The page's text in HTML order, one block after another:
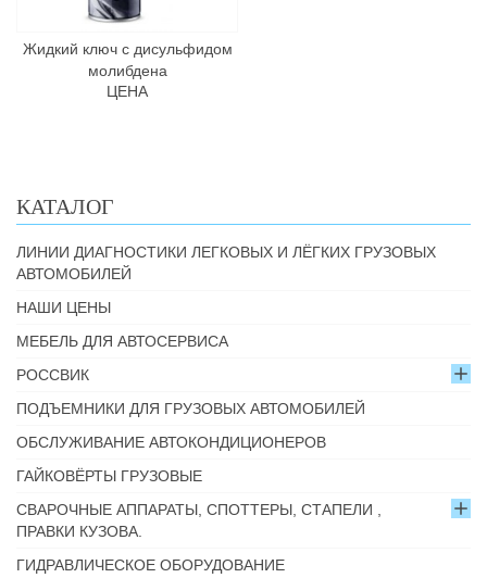
Жидкий ключ с дисульфидом
молибдена
ЦЕНА
КАТАЛОГ
ЛИНИИ ДИАГНОСТИКИ ЛЕГКОВЫХ И ЛЁГКИХ ГРУЗОВЫХ
АВТОМОБИЛЕЙ
НАШИ ЦЕНЫ
МЕБЕЛЬ ДЛЯ АВТОСЕРВИСА
РОССВИК
ПОДЪЕМНИКИ ДЛЯ ГРУЗОВЫХ АВТОМОБИЛЕЙ
ОБСЛУЖИВАНИЕ АВТОКОНДИЦИОНЕРОВ
ГАЙКОВЁРТЫ ГРУЗОВЫЕ
СВАРОЧНЫЕ АППАРАТЫ, СПОТТЕРЫ, СТАПЕЛИ ,
ПРАВКИ КУЗОВА.
ГИДРАВЛИЧЕСКОЕ ОБОРУДОВАНИЕ